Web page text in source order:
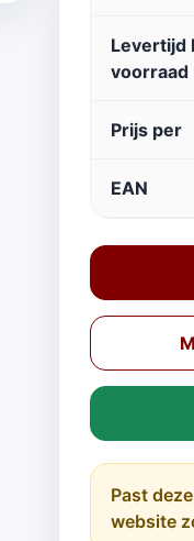
Levertijd
voorraad
Prijs per
EAN
Past
website